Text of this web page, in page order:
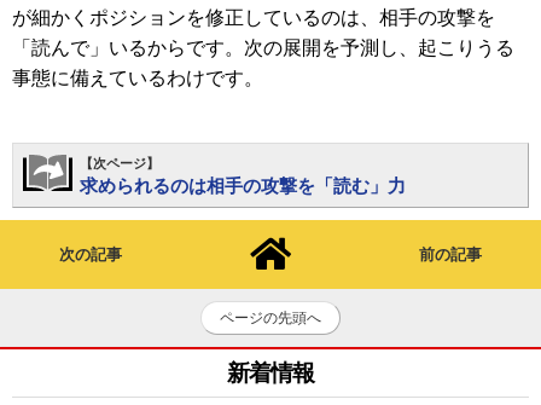
が細かくポジションを修正しているのは、相手の攻撃を
「読んで」いるからです。次の展開を予測し、起こりうる
事態に備えているわけです。
【次ページ】
求められるのは相手の攻撃を「読む」力
次の記事 前の記事
ページの先頭へ
新着情報